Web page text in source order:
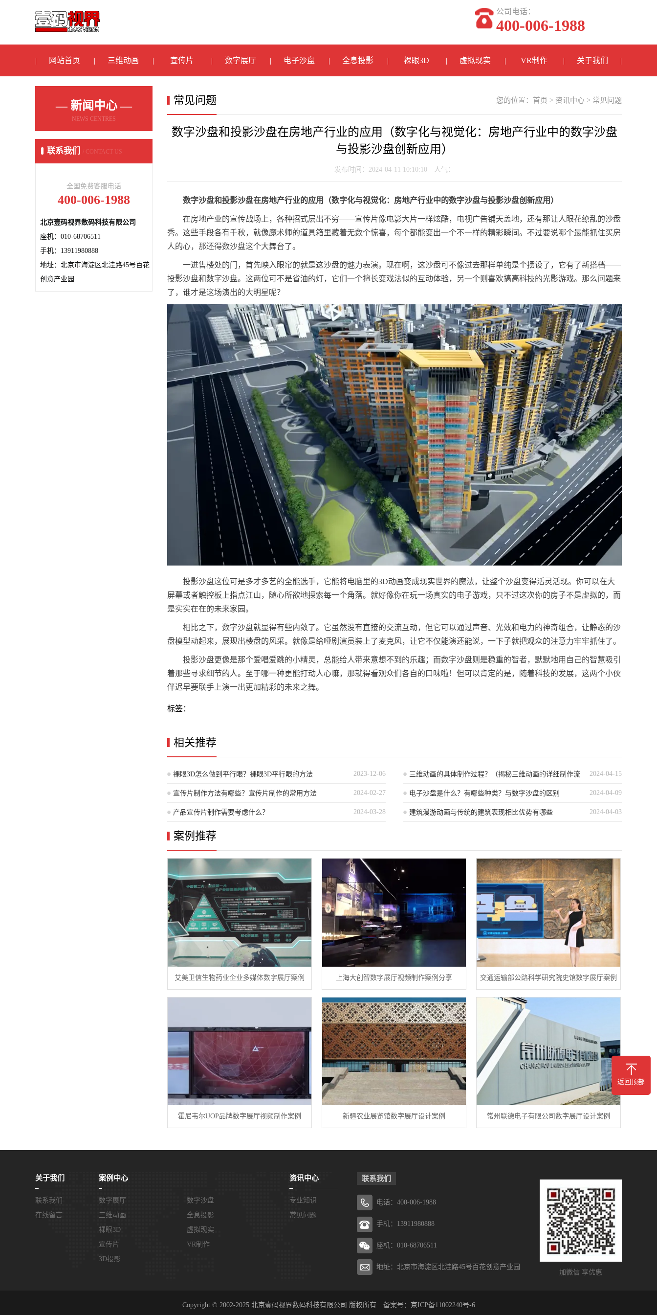
公司电话：
400-006-1988
网站首页 三维动画 宣传片 数字展厅 电子沙盘 全息投影 裸眼3D 虚拟现实 VR制作 关于我们
— 新闻中心 —
NEWS CENTRES
联系我们 / CONTACT US
全国免费客服电话
400-006-1988
北京壹码视界数码科技有限公司
座机：010-68706511
手机：13911980888
地址：北京市海淀区北洼路45号百花
创意产业园
您的位置： 首页 > 资讯中心 > 常见问题
常见问题
数字沙盘和投影沙盘在房地产行业的应用（数字化与视觉化：房地产行业中的数字沙盘
与投影沙盘创新应用）
发布时间：2024-04-11 10:10:10 人气：
数字沙盘和投影沙盘在房地产行业的应用（数字化与视觉化：房地产行业中的数字沙盘与投影沙盘创新应用）
在房地产业的宣传战场上，各种招式层出不穷——宣传片像电影大片一样炫酷，电视广告铺天盖地，还有那让人眼花缭乱的沙盘
秀。这些手段各有千秋，就像魔术师的道具箱里藏着无数个惊喜，每个都能变出一个不一样的精彩瞬间。不过要说哪个最能抓住买房
人的心，那还得数沙盘这个大舞台了。
一进售楼处的门，首先映入眼帘的就是这沙盘的魅力表演。现在啊，这沙盘可不像过去那样单纯是个摆设了，它有了新搭档——
投影沙盘和数字沙盘。这两位可不是省油的灯，它们一个擅长变戏法似的互动体验，另一个则喜欢搞高科技的光影游戏。那么问题来
了，谁才是这场演出的大明星呢？
投影沙盘这位可是多才多艺的全能选手，它能将电脑里的3D动画变成现实世界的魔法，让整个沙盘变得活灵活现。你可以在大
屏幕或者触控板上指点江山，随心所欲地探索每一个角落。就好像你在玩一场真实的电子游戏，只不过这次你的房子不是虚拟的，而
是实实在在的未来家园。
相比之下，数字沙盘就显得有些内敛了。它虽然没有直接的交流互动，但它可以通过声音、光效和电力的神奇组合，让静态的沙
盘模型动起来，展现出楼盘的风采。就像是给哑剧演员装上了麦克风，让它不仅能演还能说，一下子就把观众的注意力牢牢抓住了。
投影沙盘更像是那个爱唱爱跳的小精灵，总能给人带来意想不到的乐趣；而数字沙盘则是稳重的智者，默默地用自己的智慧吸引
着那些寻求细节的人。至于哪一种更能打动人心嘛，那就得看观众们各自的口味啦！但可以肯定的是，随着科技的发展，这两个小伙
伴迟早要联手上演一出更加精彩的未来之舞。
标签：
相关推荐
2023-12-06
裸眼3D怎么做到平行眼？裸眼3D平行眼的方法 2024-04-15
三维动画的具体制作过程？（揭秘三维动画的详细制作流
程）
2024-02-27
宣传片制作方法有哪些？宣传片制作的常用方法 2024-04-09
电子沙盘是什么？有哪些种类？与数字沙盘的区别
2024-03-28
产品宣传片制作需要考虑什么？ 2024-04-03
建筑漫游动画与传统的建筑表现相比优势有哪些
案例推荐
艾美卫信生物药业企业多媒体数字展厅案例 上海大创智数字展厅视频制作案例分享 交通运输部公路科学研究院史馆数字展厅案例
霍尼韦尔UOP品牌数字展厅视频制作案例 新疆农业展览馆数字展厅设计案例 常州联德电子有限公司数字展厅设计案例
关于我们
联系我们
在线留言
案例中心
数字展厅
数字沙盘
三维动画
全息投影
裸眼3D
虚拟现实
宣传片
VR制作
3D投影
资讯中心
专业知识
常见问题
加微信 享优惠
联系我们
电话：400-006-1988
手机：13911980888
座机：010-68706511
地址：北京市海淀区北洼路45号百花创意产业园
Copyright © 2002-2025 北京壹码视界数码科技有限公司 版权所有 备案号： 京ICP备11002240号-6
返回顶部